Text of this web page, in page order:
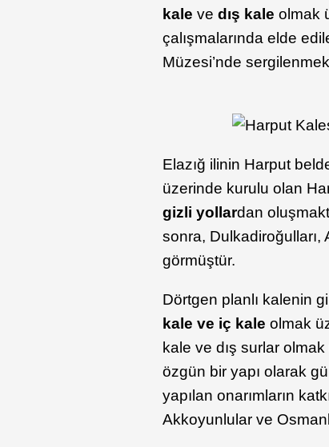
kale vedış kale olmak
çalışmalarında elde
Müzesi’nde
Elazığ ilinin Harput
üzerinde kurulu olan
gizli yollardan
sonra, Dulkadiroğulları,
görmüştür.
Dörtgen planlı kalenin
kale ve iç kale olmak
kale ve dış surlar
özgün bir yapı olarak
yapılan onarımların
Akkoyunlular ve